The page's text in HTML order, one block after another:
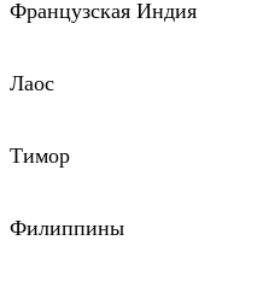
Французская Индия
Лаос
Тимор
Филиппины